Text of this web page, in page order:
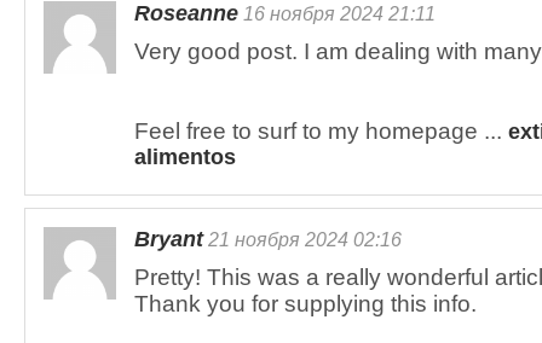
Roseanne 16 ноября 2024 21:11
Very good post. I am dealing with
Feel free to surf to my homepage ...
alimentos
Bryant21 ноября 2024 02:16
Pretty! This was a really wonderful
Thank you for supplying this info.